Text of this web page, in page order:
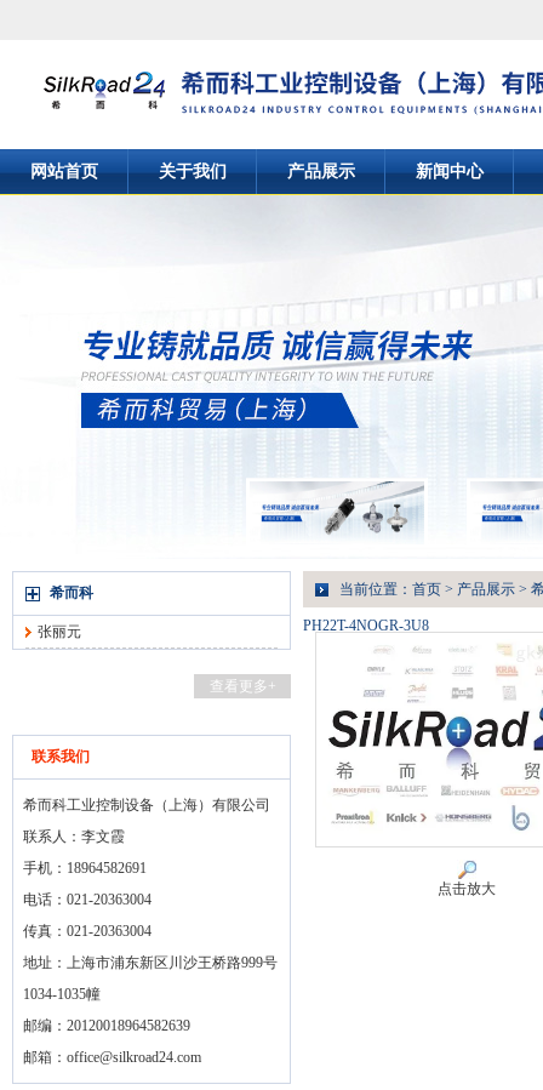
网站首页 关于我们 产品展示 新闻中心
希而科
张丽元
查看更多+
联系我们
希而科工业控制设备（上海）有限公司
联系人：李文霞
手机：18964582691
电话：021-20363004
传真：021-20363004
地址：上海市浦东新区川沙王桥路999号
1034-1035幢
邮编：20120018964582639
邮箱： office@silkroad24.com
当前位置： 首页 > 产品展示 >
PH22T-4NOGR-3U8
点击放大